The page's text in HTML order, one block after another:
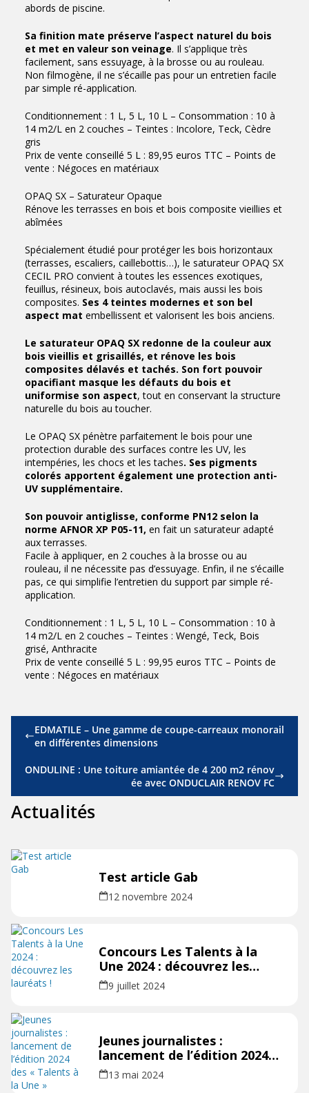
abords de piscine.
Sa finition mate préserve l’aspect naturel du bois
et met en valeur son veinage. Il s’applique très
facilement, sans essuyage, à la brosse ou au rouleau.
Non filmogène, il ne s’écaille pas pour un entretien facile
par simple ré-application.
Conditionnement : 1 L, 5 L, 10 L – Consommation : 10 à
14 m2/L en 2 couches – Teintes : Incolore, Teck, Cèdre
gris
Prix de vente conseillé 5 L : 89,95 euros TTC – Points de
vente : Négoces en matériaux
OPAQ SX – Saturateur Opaque
Rénove les terrasses en bois et bois composite vieillies et
abîmées
Spécialement étudié pour protéger les bois horizontaux
(terrasses, escaliers, caillebottis…), le saturateur OPAQ SX
CECIL PRO convient à toutes les essences exotiques,
feuillus, résineux, bois autoclavés, mais aussi les bois
composites. Ses 4 teintes modernes et son bel
aspect mat embellissent et valorisent les bois anciens.
Le saturateur OPAQ SX redonne de la couleur aux
bois vieillis et grisaillés, et rénove les bois
composites délavés et tachés. Son fort pouvoir
opacifiant masque les défauts du bois et
uniformise son aspect, tout en conservant la structure
naturelle du bois au toucher.
Le OPAQ SX pénètre parfaitement le bois pour une
protection durable des surfaces contre les UV, les
intempéries, les chocs et les taches. Ses pigments
colorés apportent également une protection anti-
UV supplémentaire.
Son pouvoir antiglisse, conforme PN12 selon la
norme AFNOR XP P05-11, en fait un saturateur adapté
aux terrasses.
Facile à appliquer, en 2 couches à la brosse ou au
rouleau, il ne nécessite pas d’essuyage. Enfin, il ne s’écaille
pas, ce qui simplifie l’entretien du support par simple ré-
application.
Conditionnement : 1 L, 5 L, 10 L – Consommation : 10 à
14 m2/L en 2 couches – Teintes : Wengé, Teck, Bois
grisé, Anthracite
Prix de vente conseillé 5 L : 99,95 euros TTC – Points de
vente : Négoces en matériaux
EDMATILE – Une gamme de coupe-carreaux monorail
en différentes dimensions
ONDULINE : Une toiture amiantée de 4 200 m2 rénov
ée avec ONDUCLAIR RENOV FC
Actualités
Test article Gab
12 novembre 2024
Concours Les Talents à la
Une 2024 : découvrez les
lauréats !
9 juillet 2024
Jeunes journalistes :
lancement de l’édition 2024
des « Talents à la Une »
13 mai 2024